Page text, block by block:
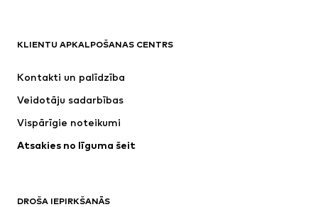
Jaunumi
Šobrīd populāri
Apakšveļa
Mēteļi
KLIENTU APKALPOŠANAS CENTRS
Kontakti un palīdzība
Veidotāju sadarbības
Vispārīgie noteikumi
Atsakies no līguma šeit
DROŠA IEPIRKŠANĀS